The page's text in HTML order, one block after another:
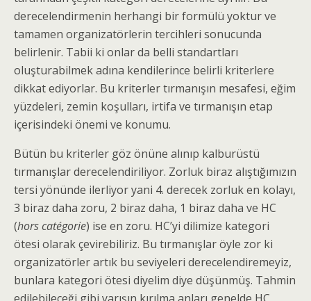
derecelendirmenin herhangi bir formülü yoktur ve
tamamen organizatörlerin tercihleri sonucunda
belirlenir. Tabii ki onlar da belli standartları
oluşturabilmek adına kendilerince belirli kriterlere
dikkat ediyorlar. Bu kriterler tırmanışın mesafesi, eğim
yüzdeleri, zemin koşulları, irtifa ve tırmanışın etap
içerisindeki önemi ve konumu.
Bütün bu kriterler göz önüne alınıp kalburüstü
tırmanışlar derecelendiriliyor. Zorluk biraz alıştığımızın
tersi yönünde ilerliyor yani 4. derecek zorluk en kolayı,
3 biraz daha zoru, 2 biraz daha, 1 biraz daha ve HC
(hors catégorie) ise en zoru. HC’yi dilimize kategori
ötesi olarak çevirebiliriz. Bu tırmanışlar öyle zor ki
organizatörler artık bu seviyeleri derecelendiremeyiz,
bunlara kategori ötesi diyelim diye düşünmüş. Tahmin
edilebileceği gibi yarışın kırılma anları genelde HC